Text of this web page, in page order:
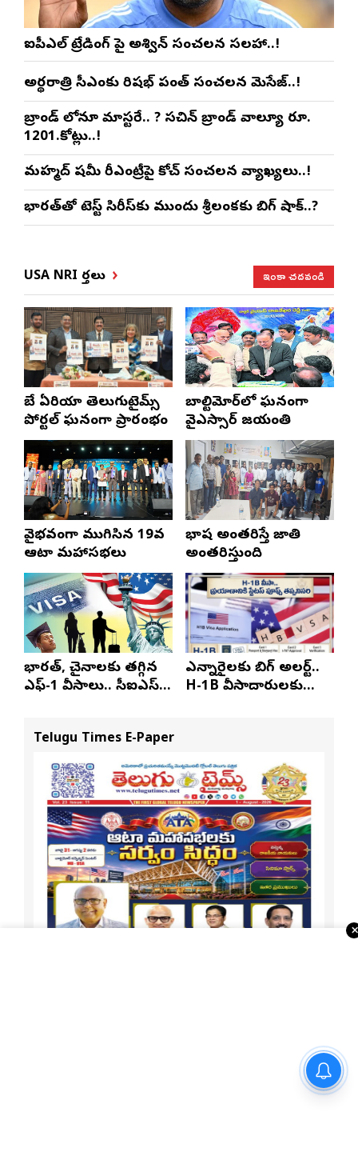
ఐపీఎల్ ట్రేడింగ్ పై అశ్విన్ సంచలన సలహా..!
అర్థరాత్రి సీఎంకు రిషభ్ పంత్ సంచలన మెసేజ్..!
బ్రాండ్ లోనూ మాస్టరే.. ? సచిన్ బ్రాండ్ వాల్యూ రూ.
1201.కోట్లు..!
మహ్మద్ షమీ రీఎంట్రీపై కోచ్ సంచలన వ్యాఖ్యలు..!
భారత్‌తో టెస్ట్ సిరీస్‌కు ముందు శ్రీలంకకు బిగ్ షాక్..?
USA NRI వార్తలు ఇంకా చదవండి
బే ఏరియా తెలుగుటైమ్స్
పోర్టల్ ఘనంగా ప్రారంభం
బాల్టిమోర్‌లో ఘనంగా
వైఎస్సార్‌ జయంతి
వైభవంగా ముగిసిన 19వ
ఆటా మహాసభలు
భాష అంతరిస్తే జాతి
అంతరిస్తుంది
భారత్, చైనాలకు తగ్గిన
ఎఫ్-1 వీసాలు.. సీఐఎస్
ఎన్నారైలకు బిగ్ అలర్ట్..
H-1B వీసాదారులకు
Telugu Times E-Paper